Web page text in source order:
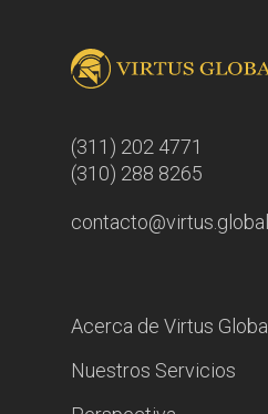
(311) 202 4771
(310) 288 8265
contacto@virtus.global
Acerca de Virtus Global
Nuestros Servicios